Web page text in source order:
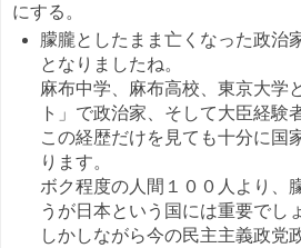
にする。
朦朧としたまま亡くなった政治
となりましたね。
麻布中学、麻布高校、東京大学
ト」で政治家、そして大臣経験者
この経歴だけを見ても十分に国
ります。
ボク程度の人間１００人より、
うが日本という国には重要でし
しかしながら今の民主主義政党